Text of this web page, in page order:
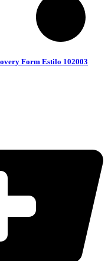
Form Estilo 102003